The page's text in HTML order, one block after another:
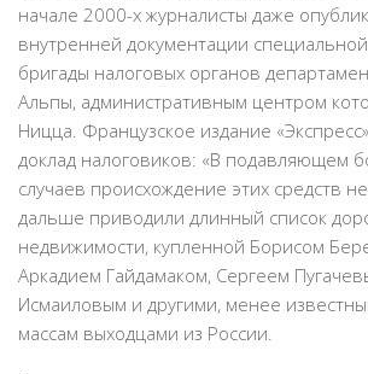
начале 2000-х журналисты даже
внутренней документации
бригады налоговых органов
Альпы, административным центром
Ницца. Французское издание
доклад налоговиков: «В подавляющем
случаев происхождение этих средств
дальше приводили длинный список
недвижимости, купленной Борисом
Аркадием Гайдамаком, Сергеем
Исмаиловым и другими, менее
массам выходцами из России.